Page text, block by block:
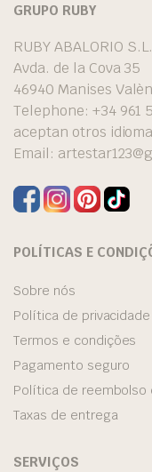
GRUPO RUBY
RUBY ABALORIO S.L.
Avda. de la Cova 35
46940 Manises
Telephone: +34 961
aceptan otros
Email:
POLÍTICAS E
Sobre nós
Política de privacidade
Termos e condições
Pagamento seguro
Política de reembolso
Taxas de entrega
SERVIÇOS